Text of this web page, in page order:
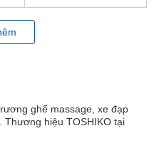
vô cùng tiện dụng, chúng
không phải mất nhiều thời
thể nướng thực phẩm, làm
lợi. Và hôm nay, chúng tôi
Electrolux EOT4805K với đa
biến được nhiều món ngon
ghế massage, xe đạp
Thương hiệu TOSHIKO tại